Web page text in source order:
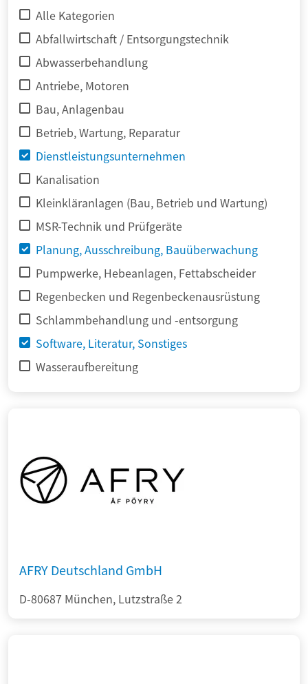
Alle Kategorien
Abfallwirtschaft / Entsorgungstechnik
Abwasserbehandlung
Antriebe, Motoren
Bau, Anlagenbau
Betrieb, Wartung, Reparatur
Dienstleistungsunternehmen
Kanalisation
Kleinkläranlagen (Bau, Betrieb und Wartung)
MSR-Technik und Prüfgeräte
Planung, Ausschreibung, Bauüberwachung
Pumpwerke, Hebeanlagen, Fettabscheider
Regenbecken und Regenbeckenausrüstung
Schlammbehandlung und -entsorgung
Software, Literatur, Sonstiges
Wasseraufbereitung
AFRY Deutschland GmbH
D-80687 München, Lutzstraße 2